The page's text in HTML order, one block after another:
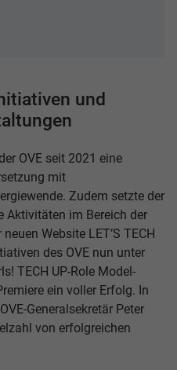
und
OVE seit 2021 eine
mit
Zudem setzte der
Aktivitäten im Bereich der
Website LET’S TECH
des OVE nun unter
TECH UP-Role Model-
ein voller Erfolg. In
Generalsekretär Peter
von erfolgreichen